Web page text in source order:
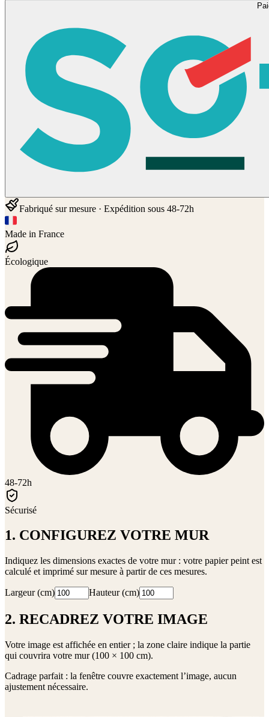
Fabriqué sur mesure · Expédition sous 48-72h
Made in France
Écologique
48-72h
Sécurisé
1. CONFIGUREZ VOTRE MUR
Indiquez les dimensions exactes de votre mur : votre papier peint est
calculé et imprimé sur mesure à partir de ces mesures.
Largeur (cm) Hauteur (cm)
2. RECADREZ VOTRE IMAGE
Votre image est affichée en entier ; la zone claire indique la partie
qui couvrira votre mur (100 × 100 cm).
Cadrage parfait : la fenêtre couvre exactement l’image, aucun
ajustement nécessaire.